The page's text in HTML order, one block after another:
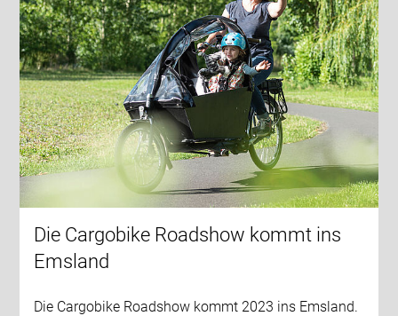
Die Cargobike Roadshow kommt ins
Emsland
Die Cargobike Roadshow kommt 2023 ins Emsland.